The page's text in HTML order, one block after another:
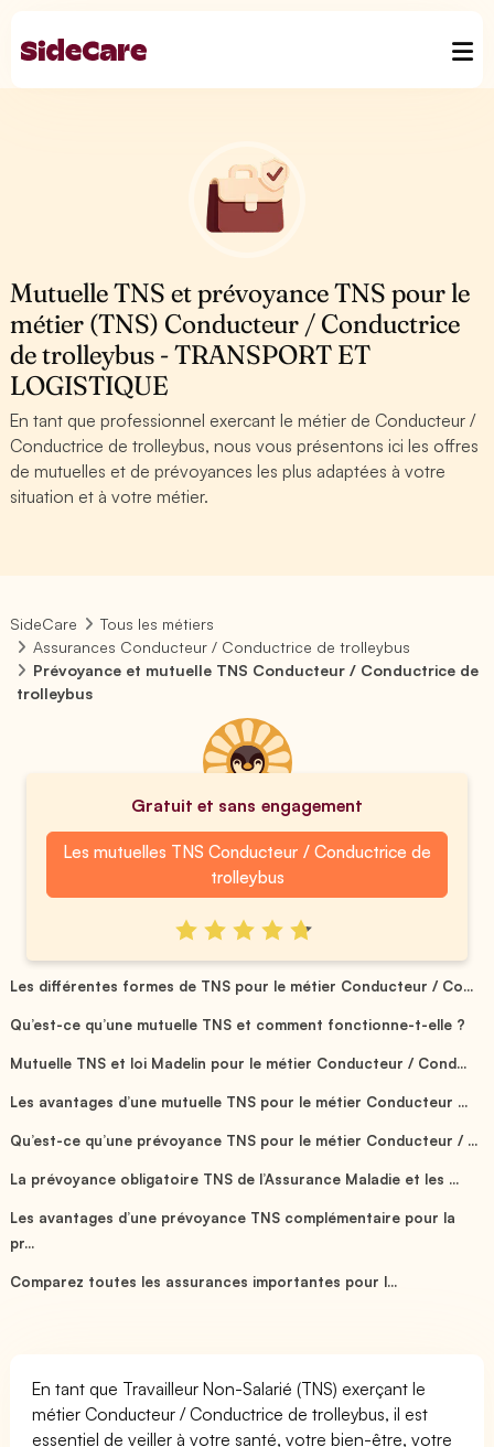
Mutuelle TNS et prévoyance TNS pour le
métier (TNS) Conducteur / Conductrice
de trolleybus - TRANSPORT ET
LOGISTIQUE
En tant que professionnel exercant le métier de Conducteur /
Conductrice de trolleybus, nous vous présentons ici les offres
de mutuelles et de prévoyances les plus adaptées à votre
situation et à votre métier.
SideCare
Tous les métiers
Assurances Conducteur / Conductrice de trolleybus
Prévoyance et mutuelle TNS Conducteur / Conductrice de
trolleybus
Gratuit et sans engagement
Les mutuelles TNS Conducteur / Conductrice de
trolleybus
Les différentes formes de TNS pour le métier Conducteur / Co...
Qu’est-ce qu’une mutuelle TNS et comment fonctionne-t-elle ?
Mutuelle TNS et loi Madelin pour le métier Conducteur / Cond...
Les avantages d’une mutuelle TNS pour le métier Conducteur ...
Qu’est-ce qu’une prévoyance TNS pour le métier Conducteur / ...
La prévoyance obligatoire TNS de l’Assurance Maladie et les ...
Les avantages d’une prévoyance TNS complémentaire pour la
pr...
Comparez toutes les assurances importantes pour l...
En tant que Travailleur Non-Salarié (TNS) exerçant le
métier Conducteur / Conductrice de trolleybus, il est
essentiel de veiller à votre santé, votre bien-être, votre